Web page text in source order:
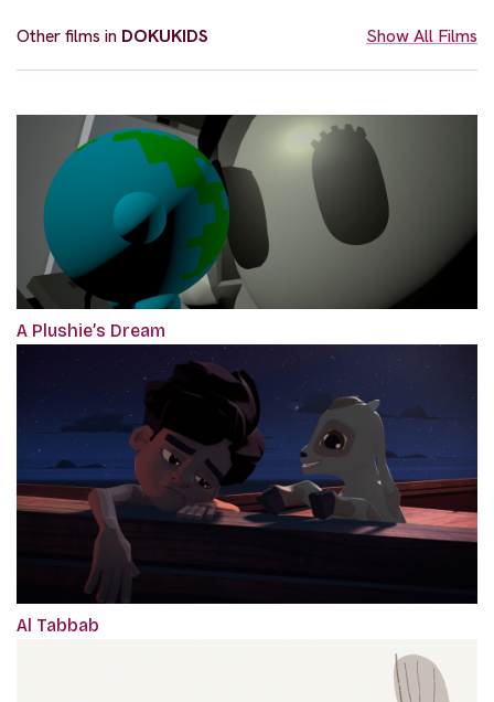
Other films in DOKUKIDS Show All Films
A Plushie’s Dream
Al Tabbab